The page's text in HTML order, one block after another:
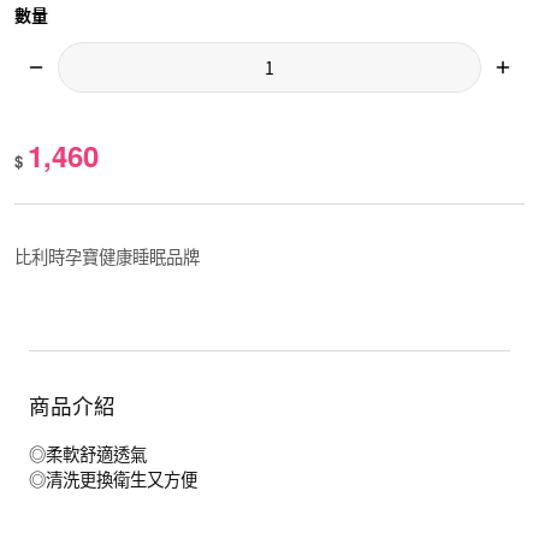
數量
$ 1,460
比利時孕寶健康睡眠品牌
商品介紹
◎柔軟舒適透氣
◎清洗更換衛生又方便